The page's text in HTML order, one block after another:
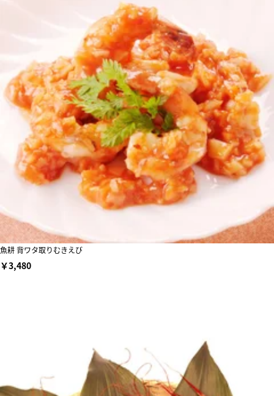
魚耕 背ワタ取りむきえび
￥3,480